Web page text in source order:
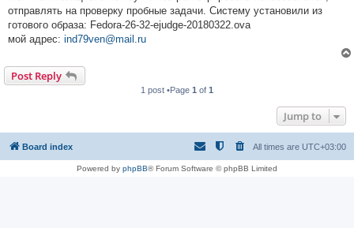
отправлять на проверку пробные задачи. Систему установили из
готового образа: Fedora-26-32-ejudge-20180322.ova
мой адрес: ind79ven@mail.ru
Post Reply
1 post •Page 1 of 1
Jump to
Board index All times are UTC+03:00
Powered by phpBB® Forum Software © phpBB Limited